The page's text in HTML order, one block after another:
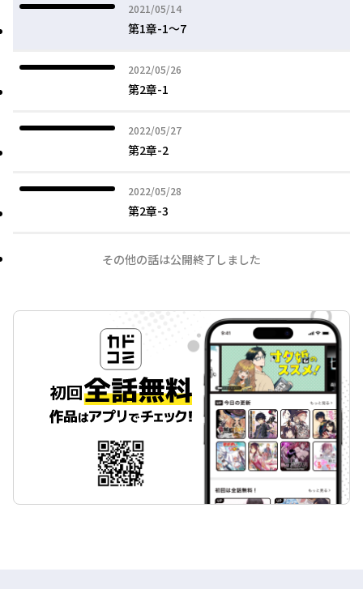
2021/05/14
2021年05月14日
第1章-1～7
2022/05/26
2022年05月26日
第2章-1
2022/05/27
2022年05月27日
第2章-2
2022/05/28
2022年05月28日
第2章-3
その他の話は公開終了しました